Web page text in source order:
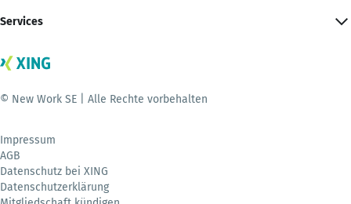
Services
© New Work SE | Alle Rechte vorbehalten
Impressum
AGB
Datenschutz bei XING
Datenschutzerklärung